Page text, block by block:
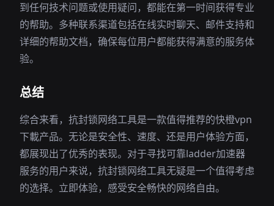
到任何技术问题或使用疑问，都能在第一时间获得专业
的帮助。多种联系渠道包括在线实时聊天、邮件支持和
详细的帮助文档，确保每位用户都能获得满意的服务体
验。
总结
综合来看，抗封锁网络工具是一款值得推荐的快橙vpn
下載产品。无论是安全性、速度、还是用户体验方面，
都展现出了优秀的表现。对于寻找可靠ladder加速器
服务的用户来说，抗封锁网络工具无疑是一个值得考虑
的选择。立即体验，感受安全畅快的网络自由。